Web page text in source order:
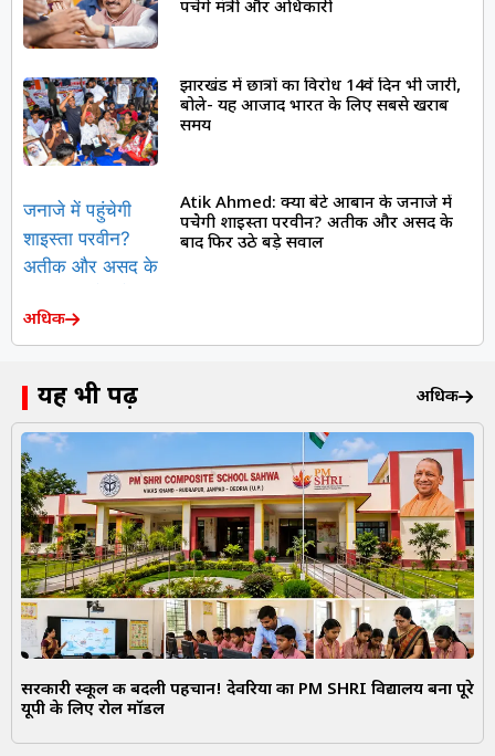
पहुंचेंगे मंत्री और अधिकारी
झारखंड में छात्रों का विरोध 14वें दिन भी जारी,
बोले- यह आजाद भारत के लिए सबसे खराब
समय
Atik Ahmed: क्या बेटे आबान के जनाजे में
पहुंचेगी शाइस्ता परवीन? अतीक और असद के
बाद फिर उठे बड़े सवाल
अधिक
यह भी पढ़ें अधिक
सरकारी स्कूल की बदली पहचान! देवरिया का PM SHRI विद्यालय बना पूरे
यूपी के लिए रोल मॉडल